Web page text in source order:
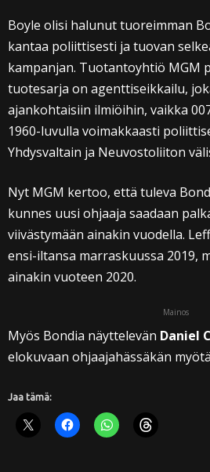
Boyle olisi halunut tuoreimman
kantaa poliittisesti ja tuovan
kampanjan. Tuotantoyhtiö MGM
tuotesarja on agenttiseikkailu,
ajankohtaisiin ilmiöihin, vaikka
1960-luvulla voimakkaasti
Yhdysvaltain ja Neuvostoliiton
Nyt MGM kertoo, että tuleva
kunnes uusi ohjaaja saadaan
viivästymään ainakin vuodella.
ensi-iltansa marraskuussa 2019,
ainakin vuoteen 2020.
Mainos
Myös Bondia näyttelevän Daniel
elokuvaan ohjaajahässäkän
Jaa tämä: